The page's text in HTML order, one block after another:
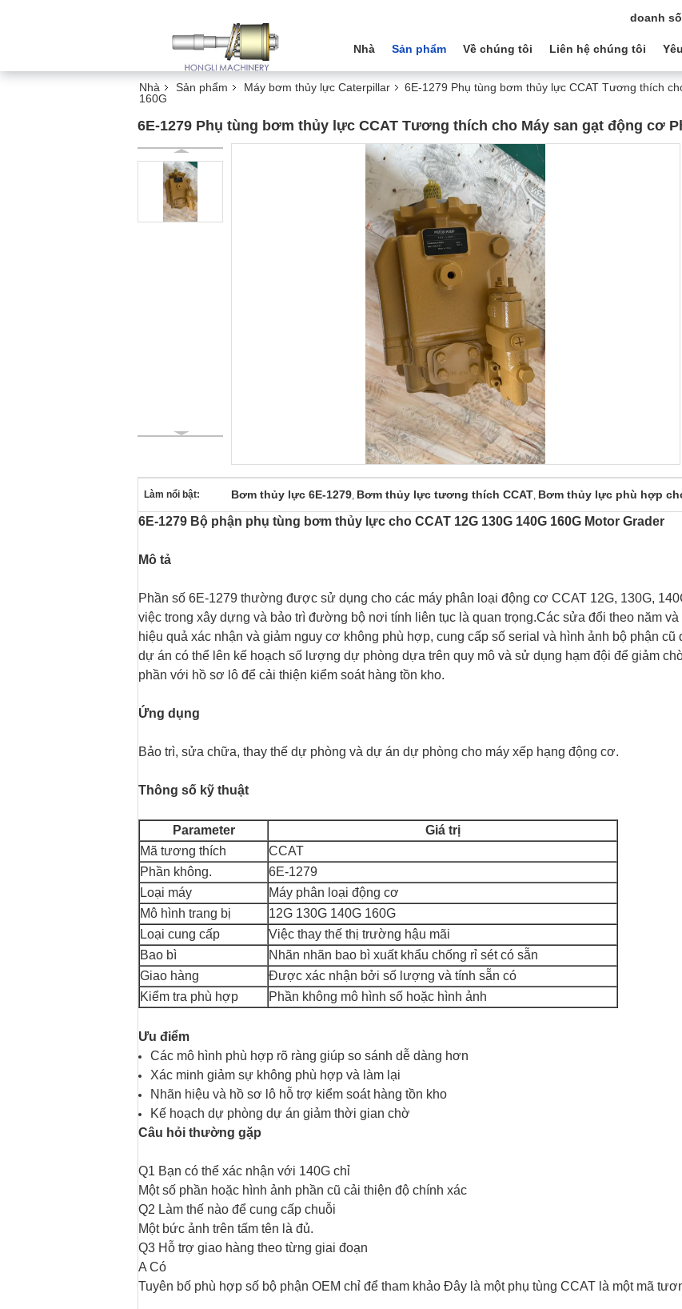
doanh
Nhà Sản phẩm Về chúng tôi Liên hệ chúng tôi
Nhà Sản phẩm Máy bơm thủy lực Caterpillar
6E-1279 Phụ tùng bơm thủy lực CCAT Tương thích
160G
6E-1279 Phụ tùng bơm thủy lực CCAT Tương thích cho Máy san gạt động cơ
Làm nổi bật: Bơm thủy lực 6E-1279, Bơm thủy lực tương thích CCAT, Bơm thủy lực phù hợp
6E-1279 Bộ phận phụ tùng bơm thủy lực cho CCAT 12G 130G 140G 160G Motor Grader
Mô tả
Phần số 6E-1279 thường được sử dụng cho các máy phân loại động cơ CCAT 12G, 130G,
việc trong xây dựng và bảo trì đường bộ nơi tính liên tục là quan trọng.Các sửa đổi theo năm
hiệu quả xác nhận và giảm nguy cơ không phù hợp, cung cấp số serial và hình ảnh bộ phận
dự án có thể lên kế hoạch số lượng dự phòng dựa trên quy mô và sử dụng hạm đội để giảm
phần với hồ sơ lô để cải thiện kiểm soát hàng tồn kho.
Ứng dụng
Bảo trì, sửa chữa, thay thế dự phòng và dự án dự phòng cho máy xếp hạng động cơ.
Thông số kỹ thuật
Parameter
Giá trị
Mã tương thích
CCAT
Phần không.
6E-1279
Loại máy
Máy phân loại động cơ
Mô hình trang bị
12G 130G 140G 160G
Loại cung cấp
Việc thay thế thị trường hậu mãi
Bao bì
Nhãn nhãn bao bì xuất khẩu chống rỉ sét có sẵn
Giao hàng
Được xác nhận bởi số lượng và tính sẵn có
Kiểm tra phù hợp
Phần không mô hình số hoặc hình ảnh
Ưu điểm
Các mô hình phù hợp rõ ràng giúp so sánh dễ dàng hơn
Xác minh giảm sự không phù hợp và làm lại
Nhãn hiệu và hồ sơ lô hỗ trợ kiểm soát hàng tồn kho
Kế hoạch dự phòng dự án giảm thời gian chờ
Câu hỏi thường gặp
Q1 Bạn có thể xác nhận với 140G chỉ
Một số phần hoặc hình ảnh phần cũ cải thiện độ chính xác
Q2 Làm thế nào để cung cấp chuỗi
Một bức ảnh trên tấm tên là đủ.
Q3 Hỗ trợ giao hàng theo từng giai đoạn
A Có
Tuyên bố phù hợp số bộ phận OEM chỉ để tham khảo Đây là một phụ tùng CCAT là một mã